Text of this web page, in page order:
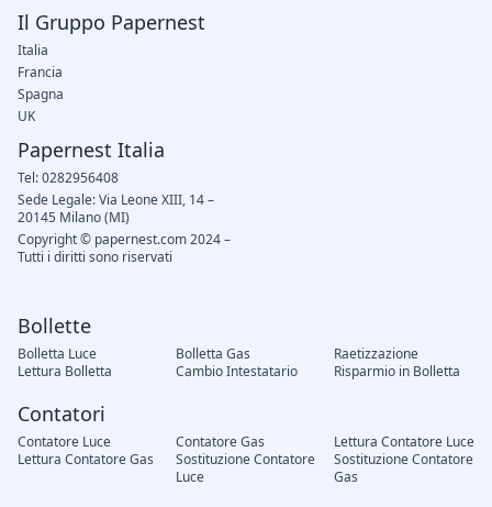
Bollette
Bolletta Luce Bolletta Gas
Raetizzazione
Lettura Bolletta
Cambio Intestatario Risparmio in Bolletta
Contatori
Contatore Luce Contatore Gas
Lettura Contatore Luce
Lettura Contatore Gas
Sostituzione Contatore
Luce
Sostituzione Contatore
Gas
Il Gruppo Papernest
Italia
Francia
Spagna
UK
Papernest Italia
Tel: 0282956408
Sede Legale: Via Leone XIII, 14 –
20145 Milano (MI)
Copyright © papernest.com 2024 –
Tutti i diritti sono riservati